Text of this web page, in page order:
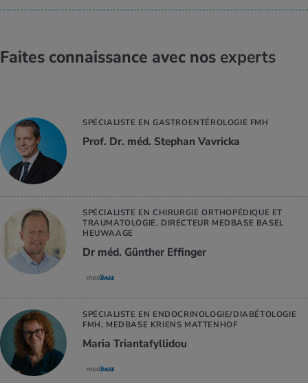
Faites connaissance avec nos experts
SPÉCIALISTE EN GASTROENTÉROLOGIE FMH
Prof. Dr. méd. Stephan Vavricka
SPÉCIALISTE EN CHIRURGIE ORTHOPÉDIQUE ET
TRAUMATOLOGIE, DIRECTEUR MEDBASE BASEL
HEUWAAGE
Dr méd. Günther Effinger
SPÉCIALISTE EN ENDOCRINOLOGIE/DIABÉTOLOGIE
FMH, MEDBASE KRIENS MATTENHOF
Maria Triantafyllidou